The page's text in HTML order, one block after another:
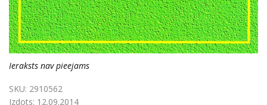
Ieraksts nav pieejams
SKU: 2910562
Izdots: 12.09.2014